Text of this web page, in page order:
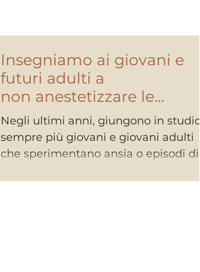
Insegniamo ai giovani e
futuri adulti a
non anestetizzare le
emozioni...
Negli ultimi anni, giungono in studio
sempre più giovani e giovani adulti
che sperimentano ansia o episodi di